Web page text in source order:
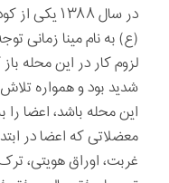
در سال
(ع) به نام مینا زمانی
لزوم کار در این محله
شدید بود و همواره
این محله باشد، اعضا
معضلاتی که اعضا در
غربت، اوراق هویتی،